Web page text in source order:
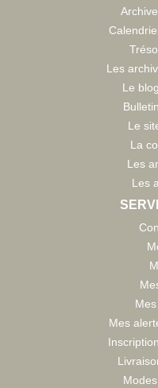
Les
Le
Le
La
Les
Les
Mes